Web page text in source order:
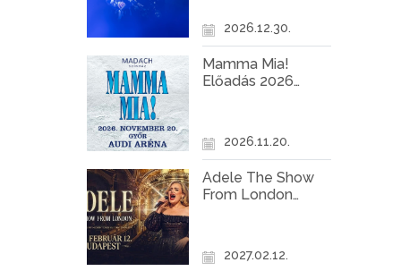
2026.12.30.
Mamma Mia!
Előadás 2026
2026.11.20.
Adele The Show
From London
2027.02.12.